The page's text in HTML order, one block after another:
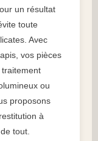
un résultat
toute
Avec
vos pièces
traitement
ou
proposons
à
tout.